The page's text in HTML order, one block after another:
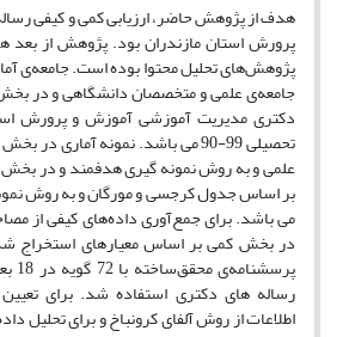
هدف از پژوهش حاضر، ارزیابی کمی و کیفی
پرورش استان مازندران بود. پژوهش از بعد
پژوهش‌های تحلیل محتوا بوده است. جامعه‌ی
دکتری مدیریت آموزشی آموزش و پرورش
بر اساس جدول کرجسی و مورگان و به روش
می باشد. برای جمع‌آوری داده‌های کیفی از
در بخش کمی بر اساس معیارهای استخراج
رساله های دکتری استفاده شد. برای تعیین
اطلاعات از روش آلفای کرونباخ و برای تحلیل